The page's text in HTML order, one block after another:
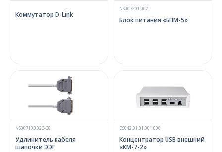
Коммутатор D-Link
NS007201.002
Блок питания «БПМ-5»
NS007103.023-30
Удлинитель кабеля
шапочки ЭЭГ
DS042.01.01.001.000
Концентратор USB внешний
«КМ-7-2»